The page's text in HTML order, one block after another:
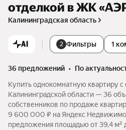
отделкой в ЖК
Калининградская область
AI 2 Фильтры 1
36 предложений •
по
Купить однокомнатную квартиру
Калининградской области — 36
собственников по продаже
9 600 000 ₽ на Яндекс
предложения площадью от 39,4 м²